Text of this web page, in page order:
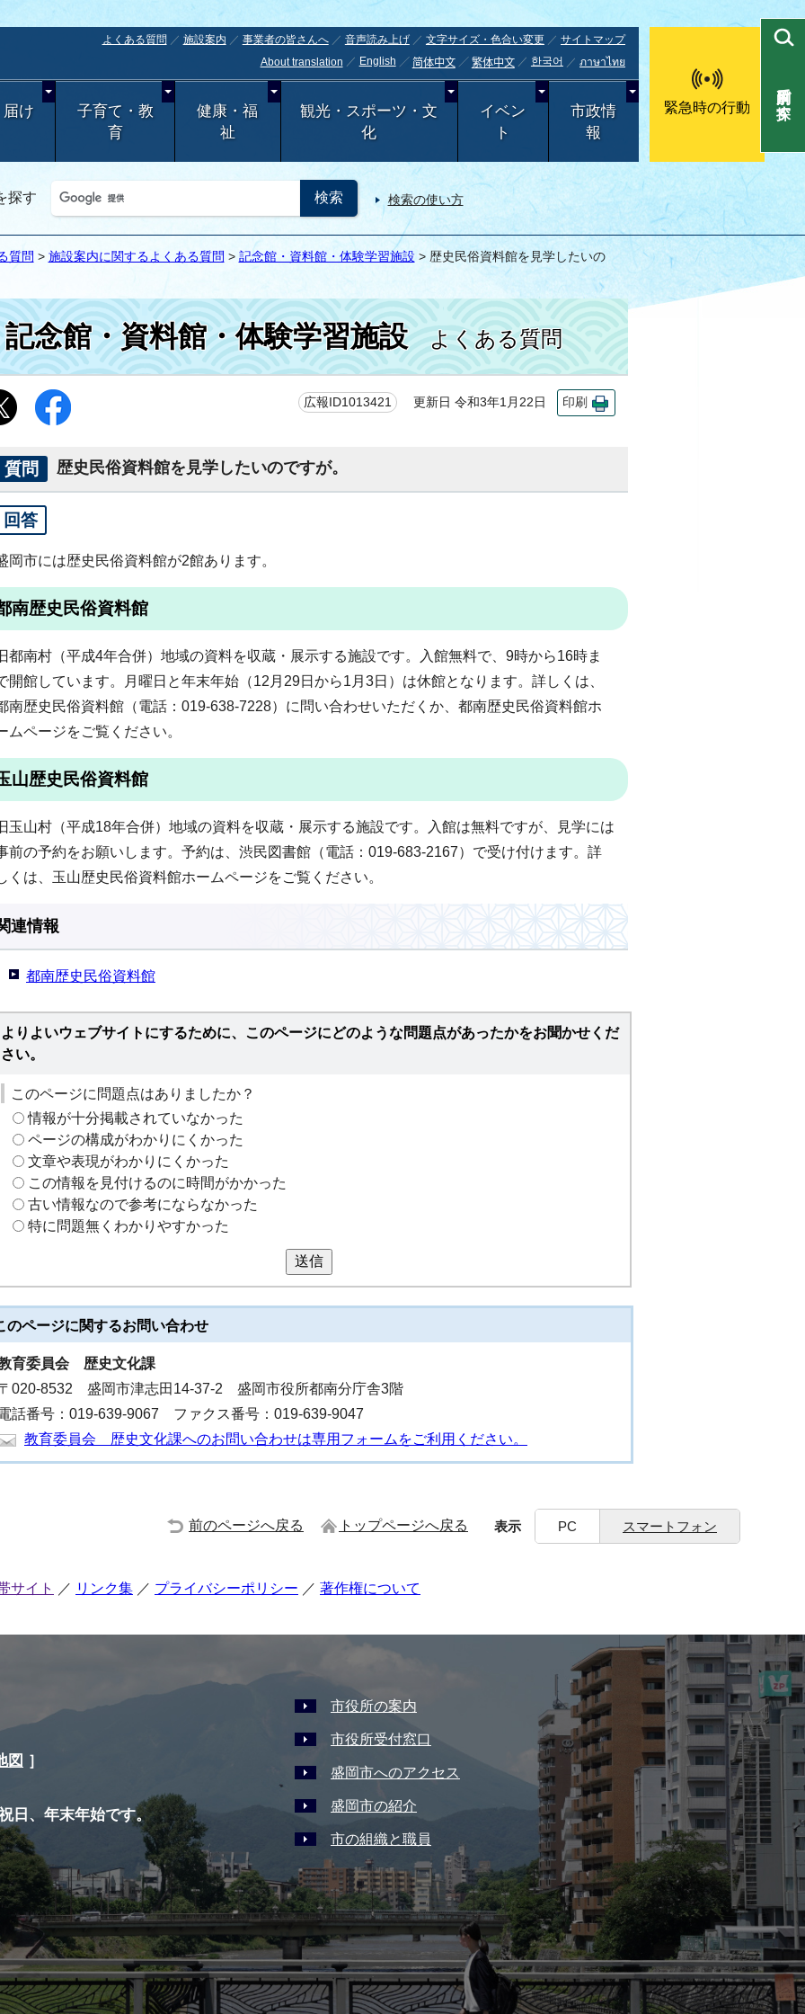
よくある質問 施設案内 事業者の皆さんへ 音声読み上げ 文字サイズ・色合い変更
サイトマップ
About translation
English 简体中文 繁体中文 한국어 ภาษาไทย
け
子育て・教
育
健康・福
祉
観光・スポーツ・文
化
イベン
ト
市政情
報
緊急時の行動
探す 検索の使い方
目的別で探す
質問 > 施設案内に関するよくある質問 > 記念館・資料館・体験学習施設 > 歴史民俗資料館を見学したいの
記念館・資料館・体験学習施設よくある質問
広報ID1013421 更新日 令和3年1月22日 印刷
質問 歴史民俗資料館を見学したいのですが。
回答
岡市には歴史民俗資料館が2館あります。
南歴史民俗資料館
都南村（平成4年合併）地域の資料を収蔵・展示する施設です。入館無料で、9時から16時ま
開館しています。月曜日と年末年始（12月29日から1月3日）は休館となります。詳しくは、
南歴史民俗資料館（電話：019-638-7228）に問い合わせいただくか、都南歴史民俗資料館ホ
ムページをご覧ください。
山歴史民俗資料館
玉山村（平成18年合併）地域の資料を収蔵・展示する施設です。入館は無料ですが、見学には
前の予約をお願いします。予約は、渋民図書館（電話：019-683-2167）で受け付けます。詳
くは、玉山歴史民俗資料館ホームページをご覧ください。
連情報
都南歴史民俗資料館
よりよいウェブサイトにするために、このページにどのような問題点があったかをお聞かせくだ
さい。
このページに問題点はありましたか？
情報が十分掲載されていなかった
ページの構成がわかりにくかった
文章や表現がわかりにくかった
この情報を見付けるのに時間がかかった
古い情報なので参考にならなかった
特に問題無くわかりやすかった
送信
のページに関するお問い合わせ
育委員会 歴史文化課
020-8532 盛岡市津志田14-37-2 盛岡市役所都南分庁舎3階
話番号：019-639-9067 ファクス番号：019-639-9047
教育委員会 歴史文化課へのお問い合わせは専用フォームをご利用ください。
前のページへ戻る トップページへ戻る 表示 PC スマートフォン
サイト リンク集 プライバシーポリシー 著作権について
図 ］
日、年末年始です。
市役所の案内
市役所受付窓口
盛岡市へのアクセス
盛岡市の紹介
市の組織と職員